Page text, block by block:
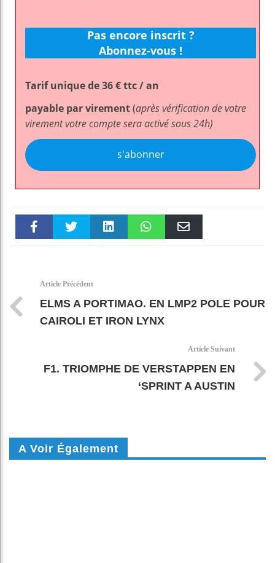
Pas encore inscrit ?
Abonnez-vous !
Tarif unique de 36 € ttc / an
payable par virement(après vérification de votre
virement votre compte sera activé sous 24h)
s'abonner
Article Précédent
ELMS A PORTIMAO. EN LMP2 POLE POUR
CAIROLI ET IRON LYNX
Article Suivant
F1. TRIOMPHE DE VERSTAPPEN EN
‘SPRINT A AUSTIN
A Voir Également